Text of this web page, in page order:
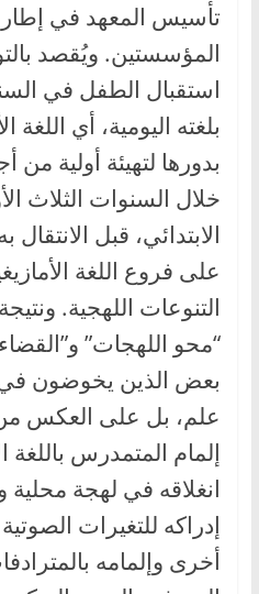
تأسيس المعهد في إطار
المؤسستين. ويُقصد
استقبال الطفل في
بلغته اليومية، أي
بدورها لتهيئة أولية
خلال السنوات الثلاث
الابتدائي، قبل الانتقال
على فروع اللغة
التنوعات اللهجية.
“محو اللهجات”
بعض الذين يخوضون في
علم، بل على العكس
إلمام المتمدرس
انغلاقه في لهجة محلية
إدراكه للتغيرات
أخرى وإلمامه